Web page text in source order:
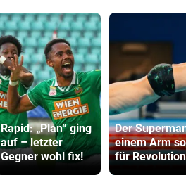
Rapid: „Plan“ ging
auf – letzter
Gegner wohl fix!
Der
einem Arm
für Revolution